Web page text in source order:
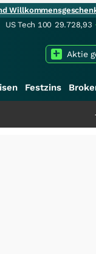
US Tech 100 29.728,93
Aktie
Festzins
Saga